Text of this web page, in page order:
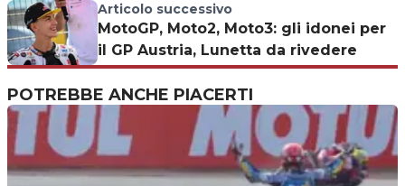
Articolo successivo
MotoGP, Moto2, Moto3: gli idonei per
il GP Austria, Lunetta da rivedere
POTREBBE ANCHE PIACERTI